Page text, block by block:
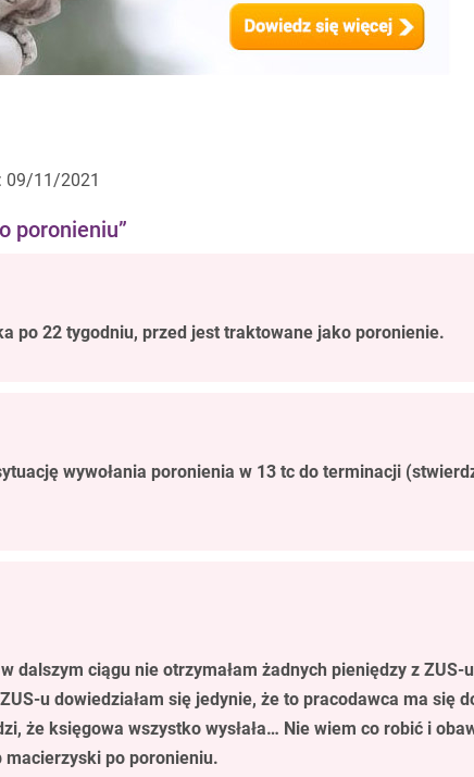
09/11/2021
poronieniu”
po 22 tygodniu, przed jest traktowane jako poronienie.
wywołania poronienia w 13 tc do terminacji
dalszym ciągu nie otrzymałam żadnych pieniędzy z ZUS-
u dowiedziałam się jedynie, że to pracodawca ma się
że księgowa wszystko wysłała… Nie wiem co robić i
macierzyski po poronieniu.